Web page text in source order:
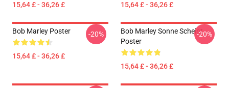
15,64 £ - 36,26 £ 15,64 £ - 36,26 £
Bob Marley Poster
15,64 £ - 36,26 £
-20%
Bob Marley Sonne Scheint
Poster
15,64 £ - 36,26 £
-20%